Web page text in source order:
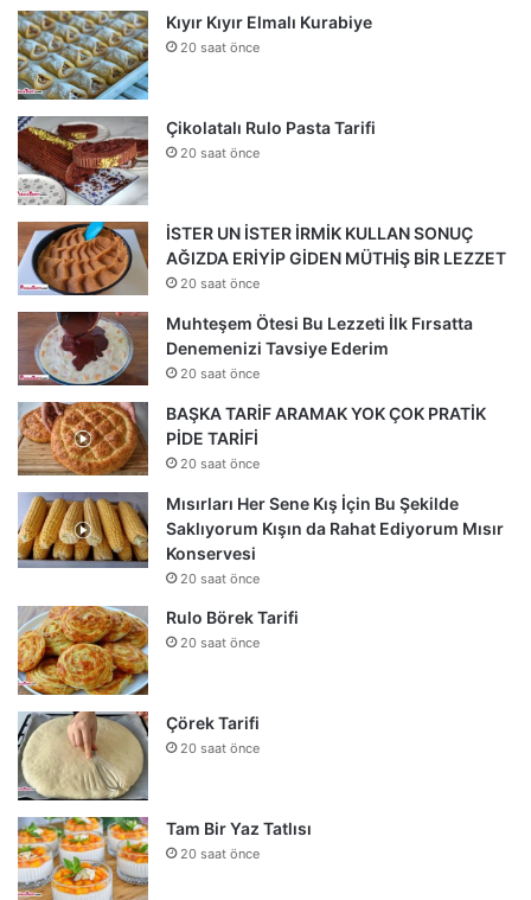
Kıyır Kıyır Elmalı Kurabiye
20 saat önce
Çikolatalı Rulo Pasta Tarifi
20 saat önce
İSTER UN İSTER İRMİK KULLAN SONUÇ
AĞIZDA ERİYİP GİDEN MÜTHİŞ BİR LEZZET
20 saat önce
Muhteşem Ötesi Bu Lezzeti İlk Fırsatta
Denemenizi Tavsiye Ederim
20 saat önce
BAŞKA TARİF ARAMAK YOK ÇOK PRATİK
PİDE TARİFİ
20 saat önce
Mısırları Her Sene Kış İçin Bu Şekilde
Saklıyorum Kışın da Rahat Ediyorum Mısır
Konservesi
20 saat önce
Rulo Börek Tarifi
20 saat önce
Çörek Tarifi
20 saat önce
Tam Bir Yaz Tatlısı
20 saat önce